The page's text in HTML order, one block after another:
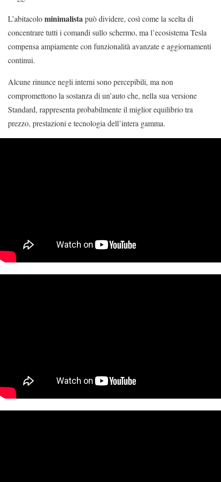
L’abitacolominimalistapuò dividere, così come la scelta di
concentrare tutti i comandi sullo schermo, ma l’ecosistema Tesla
compensa ampiamente con funzionalità avanzate e aggiornamenti
continui.
Alcune rinunce negli interni sono percepibili, ma non
compromettono la sostanza di un’auto che, nella sua versione
Standard, rappresenta probabilmente il miglior equilibrio tra
prezzo, prestazioni e tecnologia dell’intera gamma.